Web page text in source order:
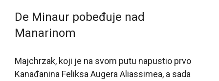
De Minaur pobeđuje nad
Manarinom
Majchrzak, koji je na svom putu napustio prvo
Kanađanina Feliksa Augera Aliassimea, a sada